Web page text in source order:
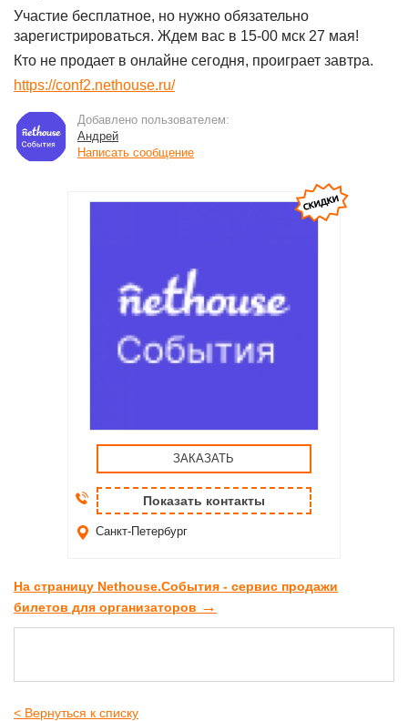
Участие бесплатное, но нужно обязательно
зарегистрироваться. Ждем вас в 15-00 мск 27 мая!
Кто не продает в онлайне сегодня, проиграет завтра.
https://conf2.nethouse.ru/
Добавлено пользователем:
Андрей
Написать сообщение
ЗАКАЗАТЬ
Показать контакты
Санкт-Петербург
На страницу Nethouse.События - сервис продажи
билетов для организаторов →
< Вернуться к списку